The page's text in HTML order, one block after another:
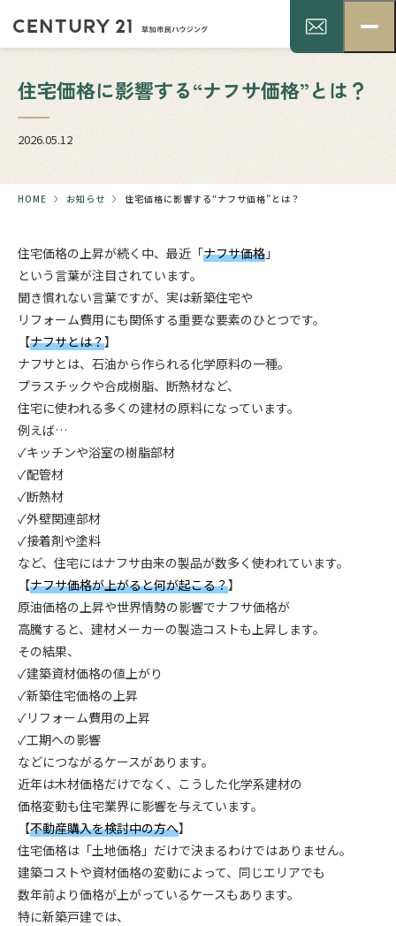
住宅価格に影響する“ナフサ価格”とは？
2026.05.12
HOME お知らせ 住宅価格に影響する“ナフサ価格”とは？
住宅価格の上昇が続く中、最近「ナフサ価格 」
という言葉が注目されています。
聞き慣れない言葉ですが、実は新築住宅や
リフォーム費用にも関係する重要な要素のひとつです。
【ナフサとは？】
ナフサとは、石油から作られる化学原料の一種。
プラスチックや合成樹脂、断熱材など、
住宅に使われる多くの建材の原料になっています。
例えば…
✓キッチンや浴室の樹脂部材
✓配管材
✓断熱材
✓外壁関連部材
✓接着剤や塗料
など、住宅にはナフサ由来の製品が数多く使われています。
【ナフサ価格が上がると何が起こる？】
原油価格の上昇や世界情勢の影響でナフサ価格が
高騰すると、建材メーカーの製造コストも上昇します。
その結果、
✓建築資材価格の値上がり
✓新築住宅価格の上昇
✓リフォーム費用の上昇
✓工期への影響
などにつながるケースがあります。
近年は木材価格だけでなく、こうした化学系建材の
価格変動も住宅業界に影響を与えています。
【不動産購入を検討中の方へ】
住宅価格は「土地価格」だけで決まるわけではありません。
建築コストや資材価格の変動によって、同じエリアでも
数年前より価格が上がっているケースもあります。
特に新築戸建では、